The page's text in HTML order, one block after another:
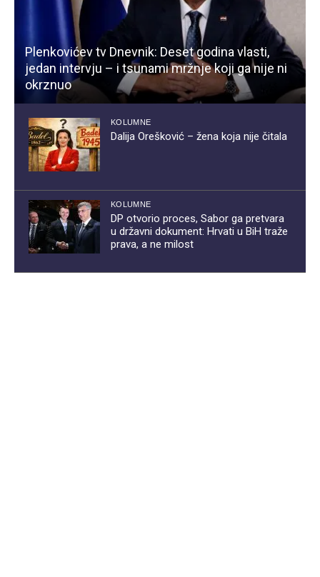
Plenkovićev tv Dnevnik: Deset godina vlasti,
jedan intervju – i tsunami mržnje koji ga nije ni
okrznuo
KOLUMNE
Dalija Orešković – žena koja nije čitala
KOLUMNE
DP otvorio proces, Sabor ga pretvara
u državni dokument: Hrvati u BiH traže
prava, a ne milost